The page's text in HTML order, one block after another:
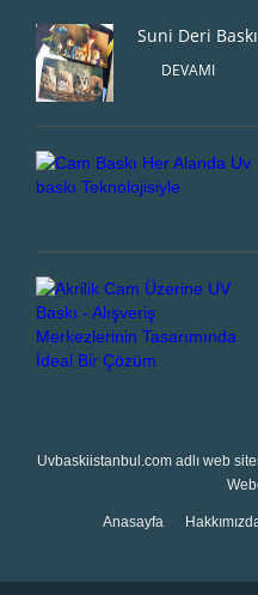
Suni Deri Baskı
DEVAMI
Uvbaskiistanbul.com adlı web
Anasayfa